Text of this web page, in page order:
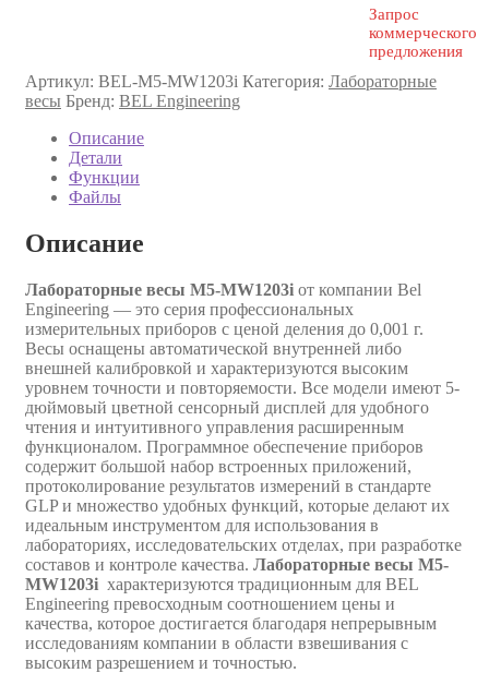
Запрос
коммерческого
предложения
Артикул: BEL-M5-MW1203i Категория: Лабораторные
весы Бренд: BEL Engineering
Описание
Детали
Функции
Файлы
Описание
Лабораторные весы M5-MW1203i от компании Bel
Engineering — это серия профессиональных
измерительных приборов с ценой деления до 0,001 г.
Весы оснащены автоматической внутренней либо
внешней калибровкой и характеризуются высоким
уровнем точности и повторяемости. Все модели имеют 5-
дюймовый цветной сенсорный дисплей для удобного
чтения и интуитивного управления расширенным
функционалом. Программное обеспечение приборов
содержит большой набор встроенных приложений,
протоколирование результатов измерений в стандарте
GLP и множество удобных функций, которые делают их
идеальным инструментом для использования в
лабораториях, исследовательских отделах, при разработке
составов и контроле качества. Лабораторные весы M5-
MW1203i характеризуются традиционным для BEL
Engineering превосходным соотношением цены и
качества, которое достигается благодаря непрерывным
исследованиям компании в области взвешивания с
высоким разрешением и точностью.